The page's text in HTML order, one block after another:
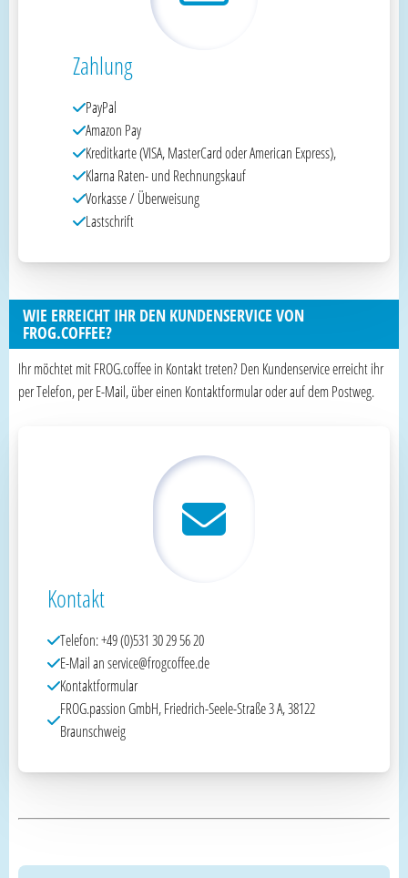
Zahlung
PayPal
Amazon Pay
Kreditkarte (VISA, MasterCard oder American Express),
Klarna Raten- und Rechnungskauf
Vorkasse / Überweisung
Lastschrift
WIE ERREICHT IHR DEN KUNDENSERVICE VON
FROG.COFFEE?
Ihr möchtet mit FROG.coffee in Kontakt treten? Den Kundenservice erreicht ihr
per Telefon, per E-Mail, über einen Kontaktformular oder auf dem Postweg.
Kontakt
Telefon: +49 (0)531 30 29 56 20
E-Mail an service@frogcoffee.de
Kontaktformular
FROG.passion GmbH, Friedrich-Seele-Straße 3 A, 38122
Braunschweig